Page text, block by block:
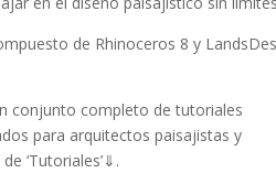
menu-
plugin.html
Divi-
Asuni
Child
Theme
de Rhinoceros 8 y
conjunto completo de tutoriales
para arquitectos paisajistas y
‘Tutoriales’⇓.